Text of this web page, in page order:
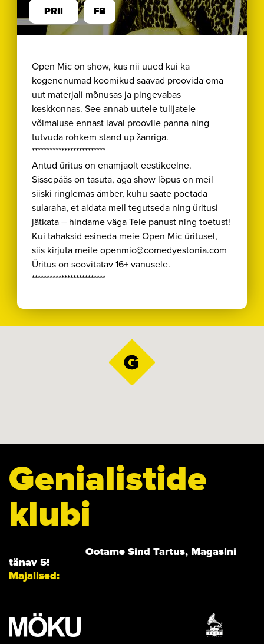
PRII FB
Open Mic on show, kus nii uued kui ka
kogenenumad koomikud saavad proovida oma
uut materjali mõnusas ja pingevabas
keskkonnas. See annab uutele tulijatele
võimaluse ennast laval proovile panna ning
tutvuda rohkem stand up žanriga.
*************************
Antud üritus on enamjaolt eestikeelne.
Sissepääs on tasuta, aga show lõpus on meil
siiski ringlemas ämber, kuhu saate poetada
sularaha, et aidata meil tegutseda ning üritusi
jätkata – hindame väga Teie panust ning toetust!
Kui tahaksid esineda meie Open Mic üritusel,
siis kirjuta meile openmic@comedyestonia.com
Üritus on soovitatav 16+ vanusele.
*************************
Genialistide
klubi
Ootame Sind Tartus, Magasini
tänav 5!
Majalised: